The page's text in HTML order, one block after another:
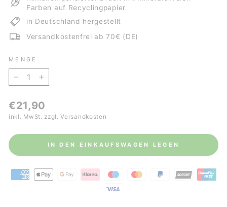
Farben auf Recyclingpapier
in Deutschland hergestellt
Versandkostenfrei ab 70€ (DE)
MENGE
Normaler
€21,90
inkl. MwSt. zzgl.Versandkosten
IN DEN EINKAUFSWAGEN LEGEN